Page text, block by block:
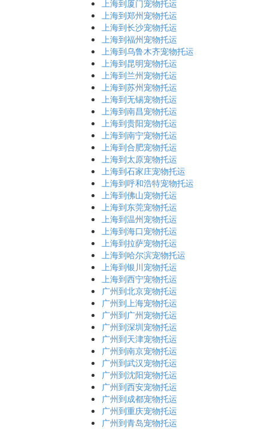
上海到厦门宠物托运
上海到郑州宠物托运
上海到长沙宠物托运
上海到福州宠物托运
上海到乌鲁木齐宠物托运
上海到昆明宠物托运
上海到兰州宠物托运
上海到苏州宠物托运
上海到无锡宠物托运
上海到南昌宠物托运
上海到贵阳宠物托运
上海到南宁宠物托运
上海到合肥宠物托运
上海到太原宠物托运
上海到石家庄宠物托运
上海到呼和浩特宠物托运
上海到佛山宠物托运
上海到东莞宠物托运
上海到温州宠物托运
上海到海口宠物托运
上海到拉萨宠物托运
上海到哈尔滨宠物托运
上海到银川宠物托运
上海到西宁宠物托运
广州到北京宠物托运
广州到上海宠物托运
广州到广州宠物托运
广州到深圳宠物托运
广州到天津宠物托运
广州到南京宠物托运
广州到武汉宠物托运
广州到沈阳宠物托运
广州到西安宠物托运
广州到成都宠物托运
广州到重庆宠物托运
广州到青岛宠物托运